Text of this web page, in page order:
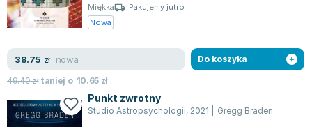
Leszek Czarnecki
Joanna Racewicz
Janina Zającówna
Eric Helms
Anna Prus (oprac.)
Nela Mała Reporterka
Miękka
Pakujemy jutro
Nowa
38.75 zł nowa
49.40złtaniej o 10.65 zł
Do koszyka
Punkt zwrotny
Studio Astropsychologii, 2021 Gregg Braden